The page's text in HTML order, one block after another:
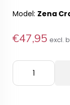
Model: Zena
€47,95 excl.